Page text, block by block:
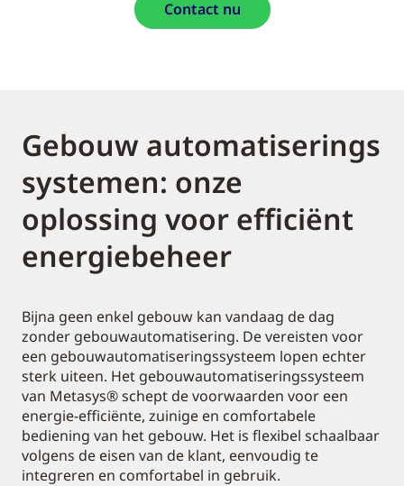
Contact nu
Gebouw automatiserings
systemen: onze
oplossing voor efficiënt
energiebeheer
Bijna geen enkel gebouw kan vandaag de dag
zonder gebouwautomatisering. De vereisten voor
een gebouwautomatiseringssysteem lopen echter
sterk uiteen. Het gebouwautomatiseringssysteem
van Metasys® schept de voorwaarden voor een
energie-efficiënte, zuinige en comfortabele
bediening van het gebouw. Het is flexibel schaalbaar
volgens de eisen van de klant, eenvoudig te
integreren en comfortabel in gebruik.